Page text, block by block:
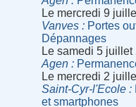
Le mercredi 9
Vanves
Portes
Dépannages
Le samedi 5
Agen
Le mercredi 2
Saint-Cyr-l'Ecole
et smartphones